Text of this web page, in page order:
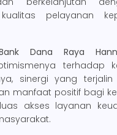
kualitas pelayanan
Dana Raya
terhadap
sinergi yang terjalin
manfaat positif bagi
akses layanan